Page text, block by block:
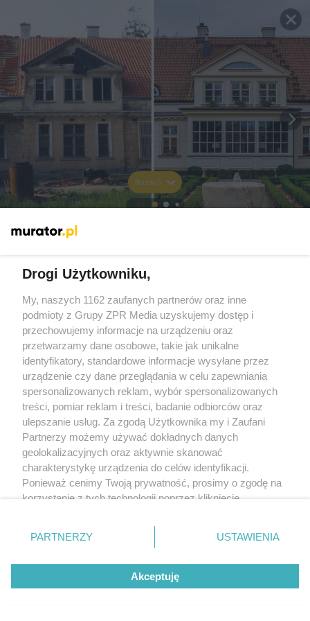
Rozwiń
Drogi Użytkowniku,
My, naszych 1162 zaufanych partnerów oraz inne
podmioty z Grupy ZPR Media uzyskujemy dostęp i
przechowujemy informacje na urządzeniu oraz
przetwarzamy dane osobowe, takie jak unikalne
identyfikatory, standardowe informacje wysyłane przez
urządzenie czy dane przeglądania w celu zapewniania
spersonalizowanych reklam, wybór spersonalizowanych
treści, pomiar reklam i treści, badanie odbiorców oraz
ulepszanie usług. Za zgodą Użytkownika my i Zaufani
Partnerzy możemy używać dokładnych danych
geolokalizacyjnych oraz aktywnie skanować
charakterystykę urządzenia do celów identyfikacji.
Ponieważ cenimy Twoją prywatność, prosimy o zgodę na
korzystanie z tych technologii poprzez kliknięcie
zmienić/wycofać klikając przycisk ustawień prywatności
znajdujący się w lewym dolnym rogu strony
rodzaje przetwarzania danych nie wymagają zgody
użytkownika, ale masz prawo sprzeciwić się takiemu
przetwarzaniu. Preferencje będą miały zastosowanie tylko
PARTNERZY USTAWIENIA
Akceptuję